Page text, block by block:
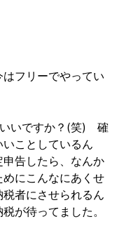
フリーでやってい
いですか？(笑) 確
ことしているん
告したら、なんか
にこんなにあくせ
者にさせられるん
が待ってました。